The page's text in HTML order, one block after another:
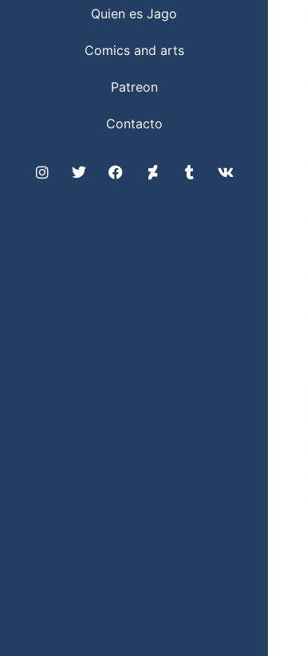
Quien es Jago
Comics and arts
Patreon
Contacto